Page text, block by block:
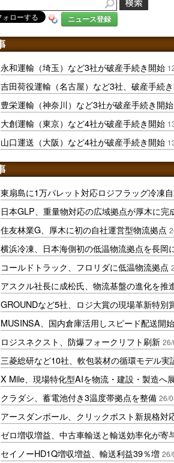
ニュース登録
永和運輸（埼玉）など3社が破産手続き開始
吉田荷役運輸（名古屋）など3社、破産手続
豊栄運輸（神奈川）など3社が破産手続き開始
大創運輸（東京）など4社が破産手続き開始
山口運送（大阪）など4社が破産手続き開始
東扇島に1万パレット対応ロジフラッグ冷凍
日本GLP、重量物対応の広域拠点が厚木に完
住友林業G、厚木に初の自社運営型物流拠点
横浜冷凍、日本海側初の低温物流拠点を長岡
コールドトラック、フロリダに低温物流拠点
アスクル社長に成松氏、物流基盤の進化を推
GROUNDなど5社、ロジ大賞の現場革新特別
MUSINSA、国内倉庫活用しスピード配送開始
ロジスネクスト、防爆フォークリフト刷新
三菱総研など10社、軟包装材の循環モデル実
X Mile、現場特化型AIを物流・建設・製造へ
クラダシ、蓄電池付き3温度帯拠点を整備 26/
アースダンボール、クリックポスト新規格対
ゼロ増収増益、中古車輸送と輸送効率化が寄
セイノーHD1Q増収増益、輸送利益39％増 26/